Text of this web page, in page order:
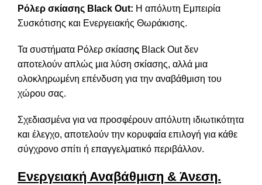
Ρόλερ σκίασης Black Out: Η απόλυτη Εμπειρία
Συσκότισης και Ενεργειακής Θωράκισης.
Τα συστήματα Ρόλερ σκίασης Black Out δεν
αποτελούν απλώς μια λύση σκίασης, αλλά μια
ολοκληρωμένη επένδυση για την αναβάθμιση του
χώρου σας.
Σχεδιασμένα για να προσφέρουν απόλυτη ιδιωτικότητα
και έλεγχο, αποτελούν την κορυφαία επιλογή για κάθε
σύγχρονο σπίτι ή επαγγελματικό περιβάλλον.
Ενεργειακή Αναβάθμιση & Άνεση.